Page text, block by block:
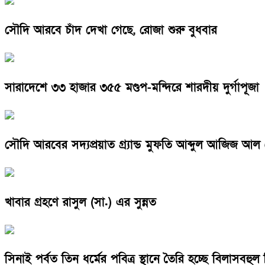
সৌদি আরবে চাঁদ দেখা গেছে, রোজা শুরু বুধবার
সারাদেশে ৩৩ হাজার ৩৫৫ মণ্ডপ-মন্দিরে শারদীয় দুর্গাপূজা
সৌদি আরবের সদ্যপ্রয়াত গ্র্যান্ড মুফতি আব্দুল আজিজ
খাবার গ্রহণে রাসুল (সা.) এর সুন্নত
সিনাই পর্বত তিন ধর্মের পবিত্র স্থানে তৈরি হচ্ছে বিলাসবহুল